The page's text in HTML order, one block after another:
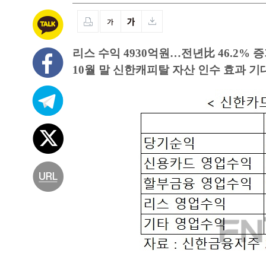
리스 수익 4930억원…전년比 46.2%
10월 말 신한캐피탈 자산 인수 효과 기